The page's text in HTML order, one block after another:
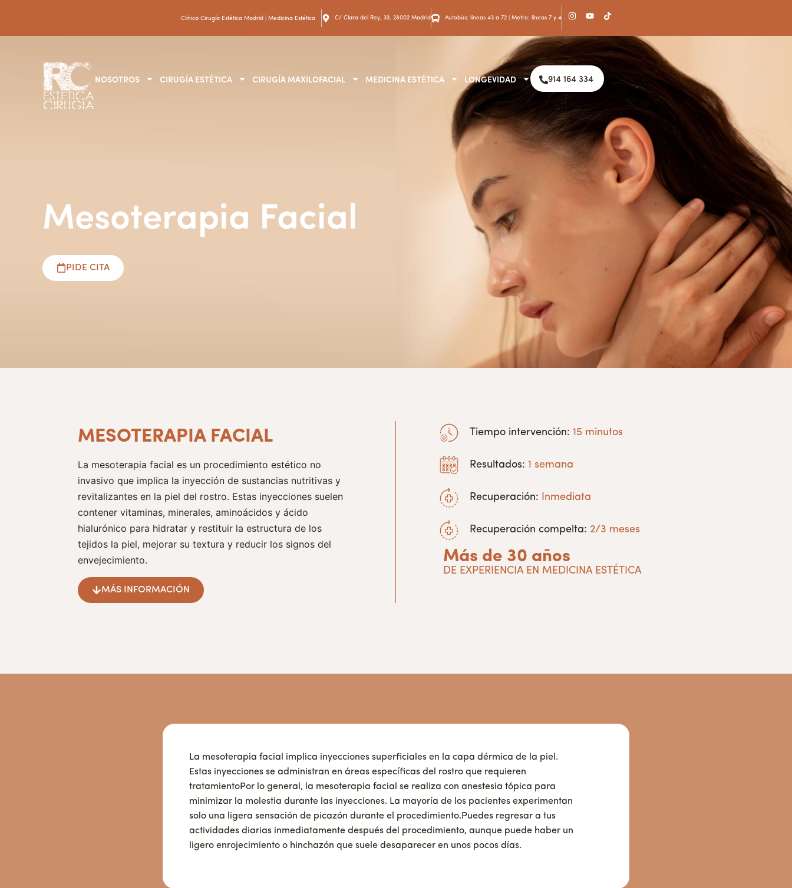
Clínica Cirugía Estética Madrid | Medicina Estética C/ Clara del Rey, 33. 28002 Madrid Autobús: líneas 43 a 72 | Metro: líneas 7 y 4
NOSOTROS CIRUGÍA ESTÉTICA CIRUGÍA MAXILOFACIAL MEDICINA ESTÉTICA LONGEVIDAD 914 164 334
Mesoterapia Facial
PIDE CITA
MESOTERAPIA FACIAL
La mesoterapia facial es un procedimiento estético no
invasivo que implica la inyección de sustancias nutritivas y
revitalizantes en la piel del rostro. Estas inyecciones suelen
contener vitaminas, minerales, aminoácidos y ácido
hialurónico para hidratar y restituir la estructura de los
tejidos la piel, mejorar su textura y reducir los signos del
envejecimiento.
MÁS INFORMACIÓN
Tiempo intervención:15 minutos
Resultados:1 semana
Recuperación: Inmediata
Recuperación compelta: 2/3 meses
Más de 30 años
DE EXPERIENCIA EN MEDICINA ESTÉTICA
La mesoterapia facial implica inyecciones superficiales en la capa dérmica de la piel.
Estas inyecciones se administran en áreas específicas del rostro que requieren
tratamientoPor lo general, la mesoterapia facial se realiza con anestesia tópica para
minimizar la molestia durante las inyecciones. La mayoría de los pacientes experimentan
solo una ligera sensación de picazón durante el procedimiento.Puedes regresar a tus
actividades diarias inmediatamente después del procedimiento, aunque puede haber un
ligero enrojecimiento o hinchazón que suele desaparecer en unos pocos días.